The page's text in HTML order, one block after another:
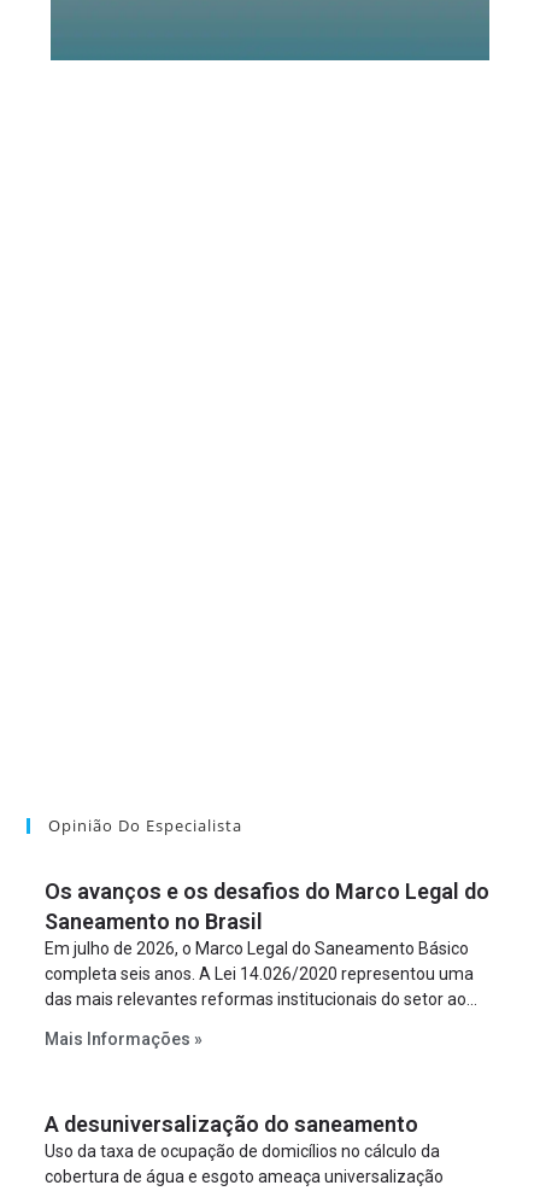
Opinião Do Especialista
Os avanços e os desafios do Marco Legal do
Saneamento no Brasil
Em julho de 2026, o Marco Legal do Saneamento Básico
completa seis anos. A Lei 14.026/2020 representou uma
das mais relevantes reformas institucionais do setor ao
serviços, ampliar a participação da iniciativa privada,
à segurança jurídica dos contratos.
Mais Informações »
A desuniversalização do saneamento
Uso da taxa de ocupação de domicílios no cálculo da
cobertura de água e esgoto ameaça universalização